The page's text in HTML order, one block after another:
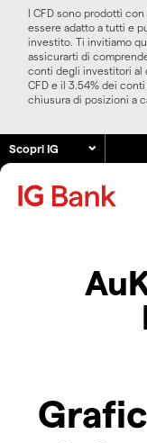
I CFD sono prodotti
essere adatto a tutti e
investito. Ti invitiamo
assicurarti di
conti degli investitori al
CFD e il 3.54% dei
chiusura di posizioni a
Scopri IG